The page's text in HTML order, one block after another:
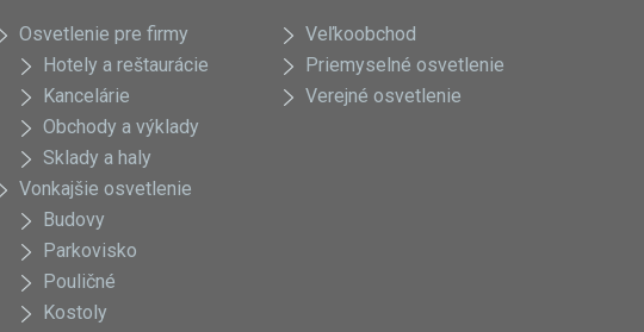
Osvetlenie pre firmy
Hotely a reštaurácie
Kancelárie
Obchody a výklady
Sklady a haly
Vonkajšie osvetlenie
Budovy
Parkovisko
Pouličné
Kostoly
Veľkoobchod
Priemyselné osvetlenie
Verejné osvetlenie